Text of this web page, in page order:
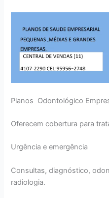
Planos Odontológico
Oferecem cobertura para
Urgência e emergência
Consultas, diagnóstico,
radiologia.